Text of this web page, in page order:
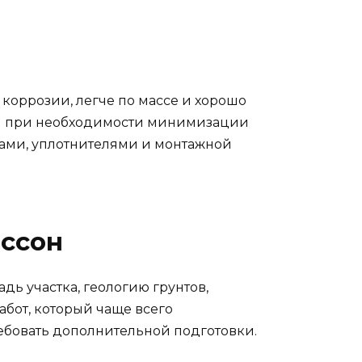
легче по массе и хорошо
при необходимости минимизации
уплотнителями и монтажной
участка, геологию грунтов,
который чаще всего
дополнительной подготовки.